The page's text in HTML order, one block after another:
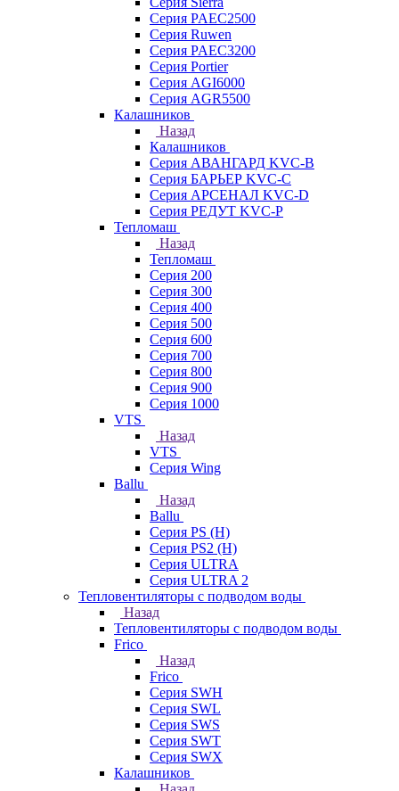
Серия PAEC2500
Серия Ruwen
Серия PAEC3200
Серия Portier
Серия AGI6000
Серия AGR5500
Калашников
Назад
Калашников
Серия АВАНГАРД KVC-B
Серия БАРЬЕР KVC-C
Серия АРСЕНАЛ KVC-D
Серия РЕДУТ KVC-P
Тепломаш
Назад
Тепломаш
Серия 200
Серия 300
Серия 400
Серия 500
Серия 600
Серия 700
Серия 800
Серия 900
Серия 1000
VTS
Назад
VTS
Серия Wing
Ballu
Назад
Ballu
Серия PS (H)
Серия PS2 (H)
Серия ULTRA
Серия ULTRA 2
Тепловентиляторы с подводом воды
Назад
Тепловентиляторы с подводом воды
Frico
Назад
Frico
Серия SWH
Серия SWL
Серия SWS
Серия SWT
Серия SWX
Калашников